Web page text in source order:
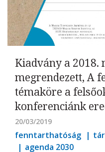
Kiadvány a 2018.
megrendezett, A
témaköre a
konferenciánk
20/03/2019
fenntarthatóság
agenda 2030